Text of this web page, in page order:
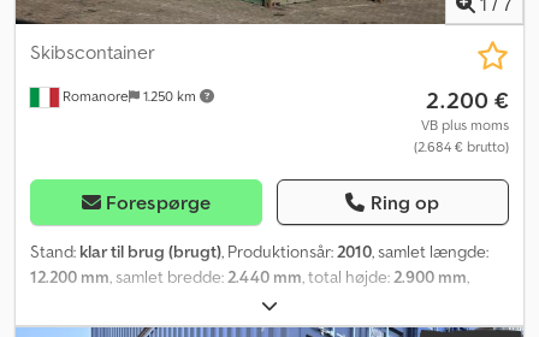
Romanore 1.250 km
Skibscontainer
2.200 €
VB plus moms
(2.684 € brutto)
Forespørge Ring op
Stand: klar til brug (brugt), Produktionsår:2010, samlet længde:
12.200 mm, samlet bredde:2.440 mm, total højde:2.900 mm,
, døråbningshøjde:
højde:2.695 mm, indre længde:12.031 mm, indre bredde:2.348